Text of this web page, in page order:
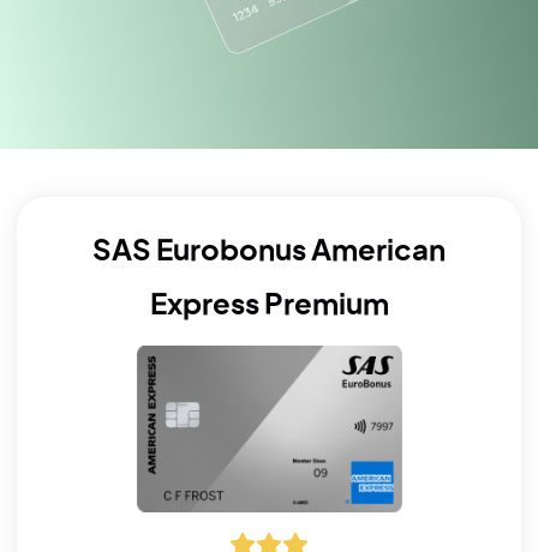
SAS Eurobonus American
Express Premium